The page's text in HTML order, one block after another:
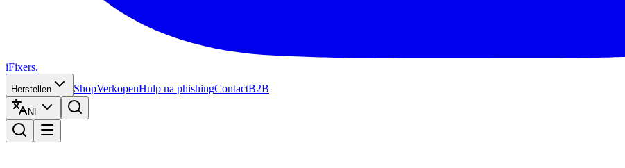
iFixers.
Herstellen ShopVerkopenHulp na phishingContactB2B
NL